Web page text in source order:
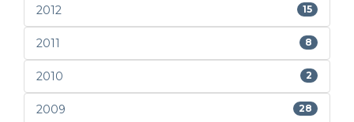
2012 15
2011 8
2010 2
2009 28